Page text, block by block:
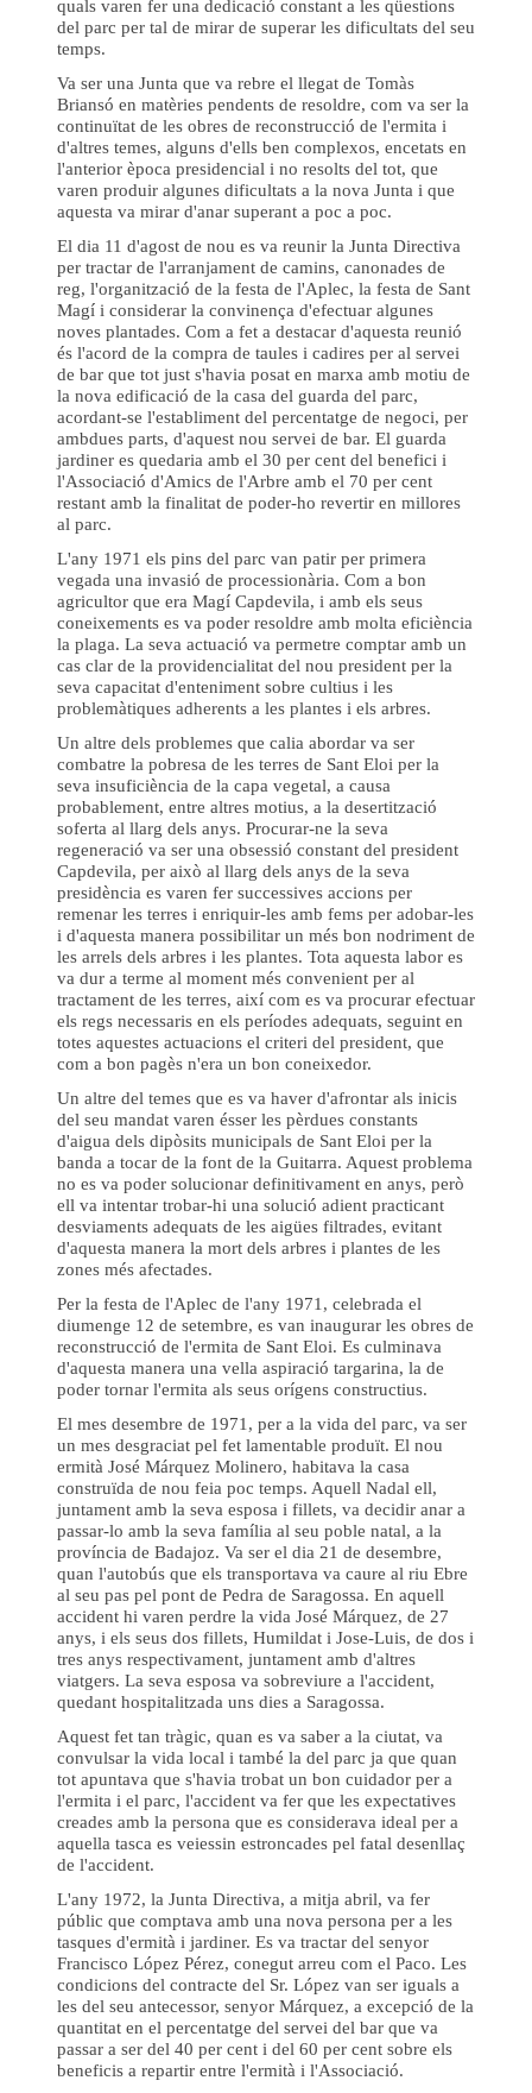
quals varen fer una dedicació constant a les qüestions
del parc per tal de mirar de superar les dificultats del seu
temps.
Va ser una Junta que va rebre el llegat de Tomàs
Briansó en matèries pendents de resoldre, com va ser la
continuïtat de les obres de reconstrucció de l'ermita i
d'altres temes, alguns d'ells ben complexos, encetats en
l'anterior època presidencial i no resolts del tot, que
varen produir algunes dificultats a la nova Junta i que
aquesta va mirar d'anar superant a poc a poc.
El dia 11 d'agost de nou es va reunir la Junta Directiva
per tractar de l'arranjament de camins, canonades de
reg, l'organització de la festa de l'Aplec, la festa de Sant
Magí i considerar la convinença d'efectuar algunes
noves plantades. Com a fet a destacar d'aquesta reunió
és l'acord de la compra de taules i cadires per al servei
de bar que tot just s'havia posat en marxa amb motiu de
la nova edificació de la casa del guarda del parc,
acordant-se l'establiment del percentatge de negoci, per
ambdues parts, d'aquest nou servei de bar. El guarda
jardiner es quedaria amb el 30 per cent del benefici i
l'Associació d'Amics de l'Arbre amb el 70 per cent
restant amb la finalitat de poder-ho revertir en millores
al parc.
L'any 1971 els pins del parc van patir per primera
vegada una invasió de processionària. Com a bon
agricultor que era Magí Capdevila, i amb els seus
coneixements es va poder resoldre amb molta eficiència
la plaga. La seva actuació va permetre comptar amb un
cas clar de la providencialitat del nou president per la
seva capacitat d'enteniment sobre cultius i les
problemàtiques adherents a les plantes i els arbres.
Un altre dels problemes que calia abordar va ser
combatre la pobresa de les terres de Sant Eloi per la
seva insuficiència de la capa vegetal, a causa
probablement, entre altres motius, a la desertització
soferta al llarg dels anys. Procurar-ne la seva
regeneració va ser una obsessió constant del president
Capdevila, per això al llarg dels anys de la seva
presidència es varen fer successives accions per
remenar les terres i enriquir-les amb fems per adobar-les
i d'aquesta manera possibilitar un més bon nodriment de
les arrels dels arbres i les plantes. Tota aquesta labor es
va dur a terme al moment més convenient per al
tractament de les terres, així com es va procurar efectuar
els regs necessaris en els períodes adequats, seguint en
totes aquestes actuacions el criteri del president, que
com a bon pagès n'era un bon coneixedor.
Un altre del temes que es va haver d'afrontar als inicis
del seu mandat varen ésser les pèrdues constants
d'aigua dels dipòsits municipals de Sant Eloi per la
banda a tocar de la font de la Guitarra. Aquest problema
no es va poder solucionar definitivament en anys, però
ell va intentar trobar-hi una solució adient practicant
desviaments adequats de les aigües filtrades, evitant
d'aquesta manera la mort dels arbres i plantes de les
zones més afectades.
Per la festa de l'Aplec de l'any 1971, celebrada el
diumenge 12 de setembre, es van inaugurar les obres de
reconstrucció de l'ermita de Sant Eloi. Es culminava
d'aquesta manera una vella aspiració targarina, la de
poder tornar l'ermita als seus orígens constructius.
El mes desembre de 1971, per a la vida del parc, va ser
un mes desgraciat pel fet lamentable produït. El nou
ermità José Márquez Molinero, habitava la casa
construïda de nou feia poc temps. Aquell Nadal ell,
juntament amb la seva esposa i fillets, va decidir anar a
passar-lo amb la seva família al seu poble natal, a la
província de Badajoz. Va ser el dia 21 de desembre,
quan l'autobús que els transportava va caure al riu Ebre
al seu pas pel pont de Pedra de Saragossa. En aquell
accident hi varen perdre la vida José Márquez, de 27
anys, i els seus dos fillets, Humildat i Jose-Luis, de dos i
tres anys respectivament, juntament amb d'altres
viatgers. La seva esposa va sobreviure a l'accident,
quedant hospitalitzada uns dies a Saragossa.
Aquest fet tan tràgic, quan es va saber a la ciutat, va
convulsar la vida local i també la del parc ja que quan
tot apuntava que s'havia trobat un bon cuidador per a
l'ermita i el parc, l'accident va fer que les expectatives
creades amb la persona que es considerava ideal per a
aquella tasca es veiessin estroncades pel fatal desenllaç
de l'accident.
L'any 1972, la Junta Directiva, a mitja abril, va fer
públic que comptava amb una nova persona per a les
tasques d'ermità i jardiner. Es va tractar del senyor
Francisco López Pérez, conegut arreu com el Paco. Les
condicions del contracte del Sr. López van ser iguals a
les del seu antecessor, senyor Márquez, a excepció de la
quantitat en el percentatge del servei del bar que va
passar a ser del 40 per cent i del 60 per cent sobre els
beneficis a repartir entre l'ermità i l'Associació.